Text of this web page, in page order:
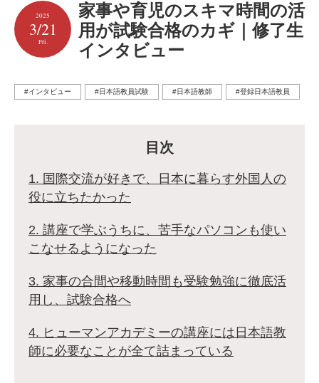
2025
3/21
Fri.
家事や育児のスキマ時間の活
用が試験合格のカギ｜修了生
インタビュー
#インタビュー #日本語教員試験 #日本語教師 #登録日本語教員
目次
1. 国際交流が好きで、日本に暮らす外国人の
役に立ちたかった
2. 講座で学ぶうちに、苦手なパソコンも使い
こなせるようになった
3. 家事の合間や移動時間も受験勉強に徹底活
用し、試験合格へ
4. ヒューマンアカデミーの講座には日本語教
師に必要なことが全て詰まっている